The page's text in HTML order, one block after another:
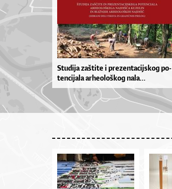
Stu­di­ja zaš­ti­te i pre­zen­ta­cij­skog po­
ten­ci­ja­la ar­he­o­loš­kog na­la­...